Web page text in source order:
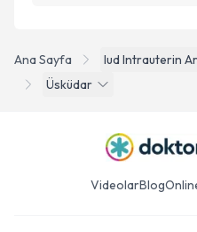
Ana Sayfa Iud Intrauterin
Üsküdar
VideolarBlog